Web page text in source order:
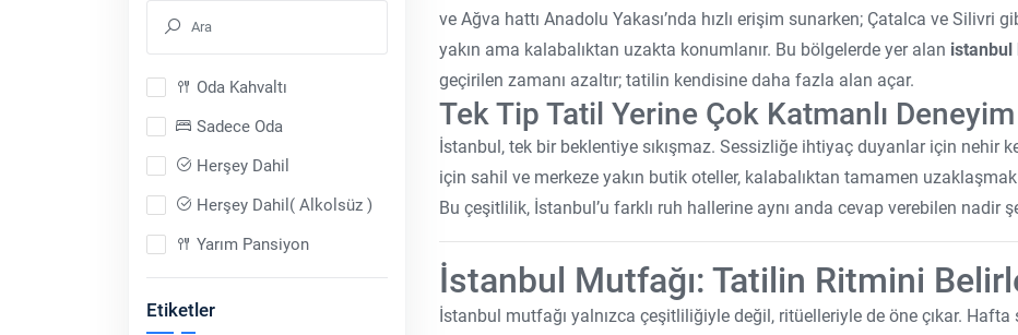
Oda Kahvaltı
Sadece Oda
Herşey Dahil
Herşey Dahil( Alkolsüz )
Yarım Pansiyon
Sadece Araç
Tam Pansiyon
Etiketler
ve Ağva hattı Anadolu Yakası’nda hızlı erişim sunarken; Çatalca ve Silivri
yakın ama kalabalıktan uzakta konumlanır. Bu bölgelerde yer alan istanbul
geçirilen zamanı azaltır; tatilin kendisine daha fazla alan açar.
Tek Tip Tatil Yerine Çok Katmanlı Deneyim
İstanbul, tek bir beklentiye sıkışmaz. Sessizliğe ihtiyaç duyanlar için nehir
için sahil ve merkeze yakın butik oteller, kalabalıktan tamamen
Bu çeşitlilik, İstanbul’u farklı ruh hallerine aynı anda cevap verebilen nadir
İstanbul Mutfağı: Tatilin Ritmini
İstanbul mutfağı yalnızca çeşitliliğiyle değil, ritüelleriyle de öne çıkar.